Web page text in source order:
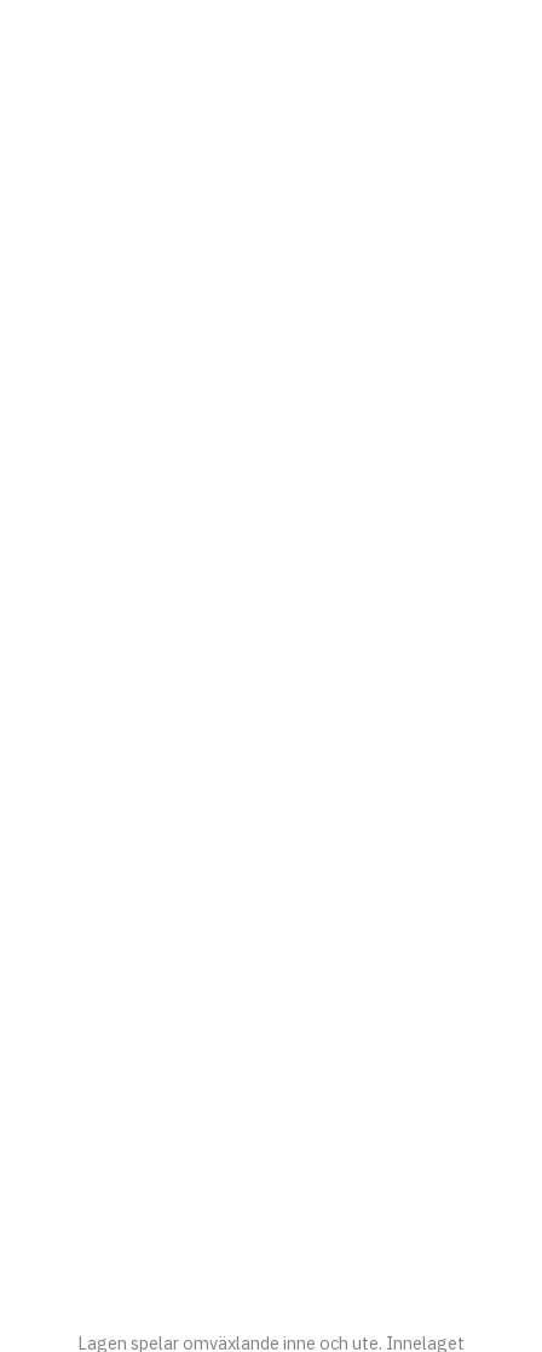
Lagen spelar omväxlande inne och ute. Innelaget